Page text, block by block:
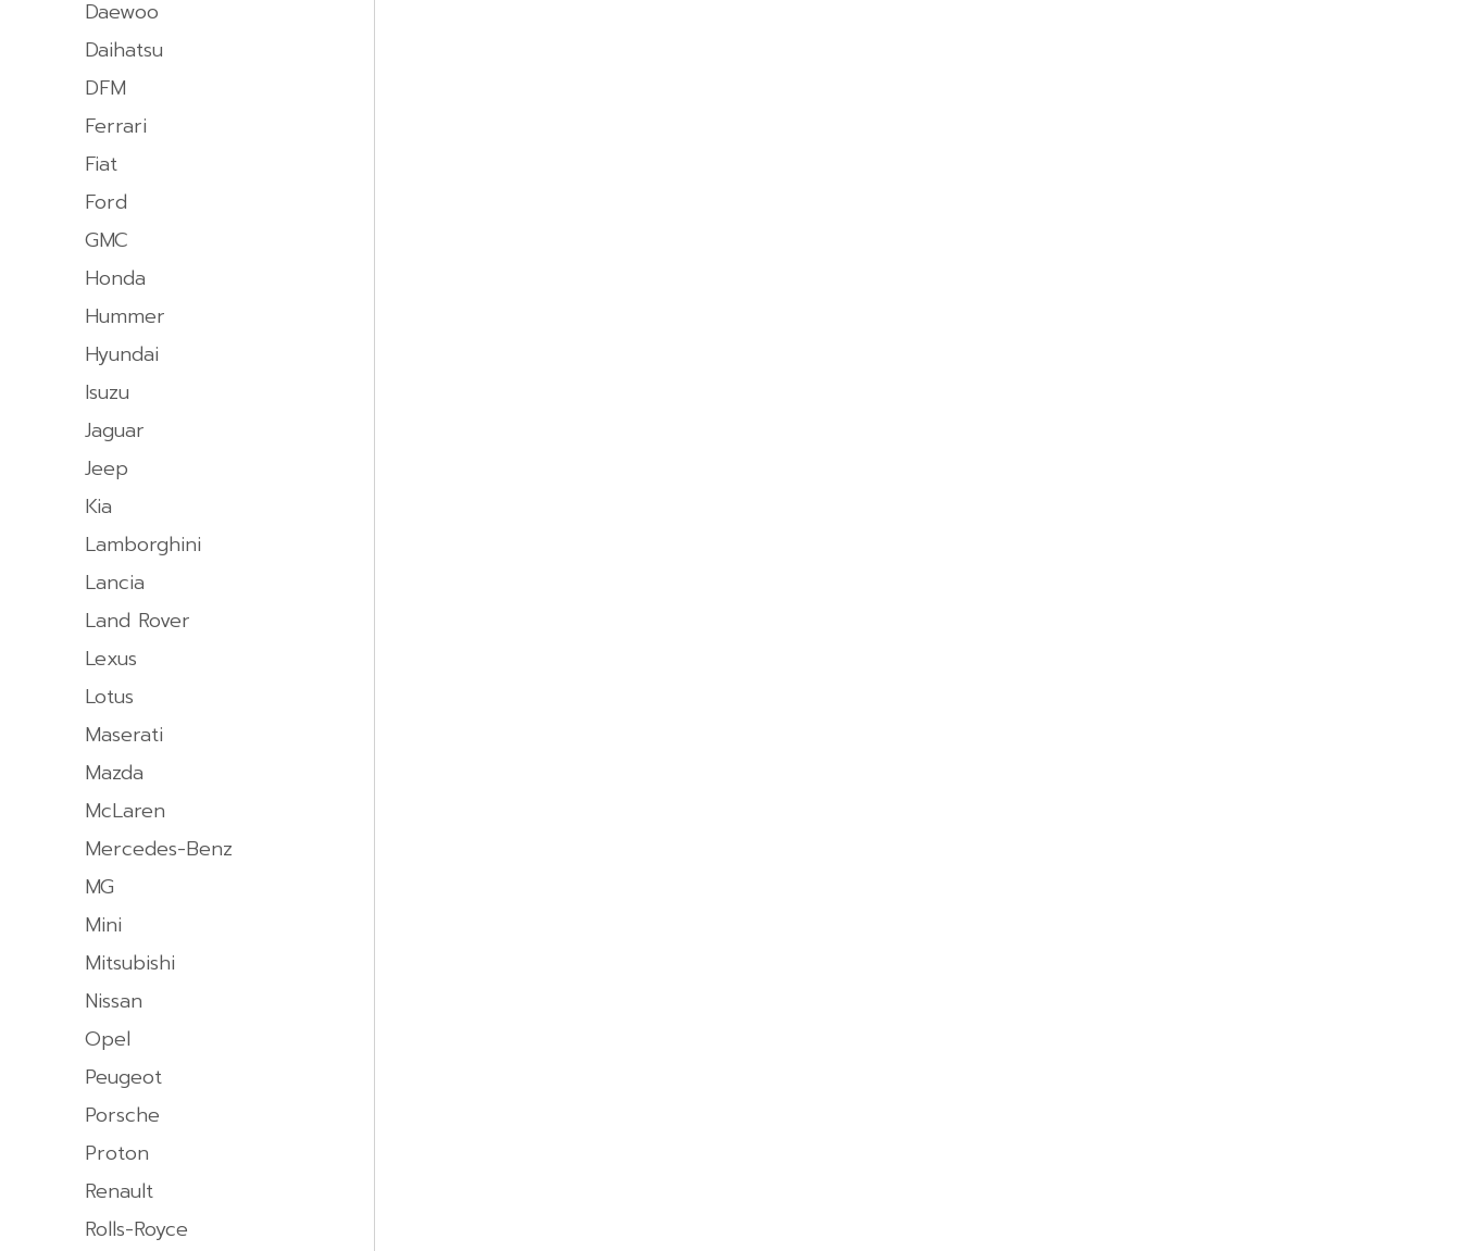
Daewoo
Daihatsu
DFM
Ferrari
Fiat
Ford
GMC
Honda
Hummer
Hyundai
Isuzu
Jaguar
Jeep
Kia
Lamborghini
Lancia
Land Rover
Lexus
Lotus
Maserati
Mazda
McLaren
Mercedes-Benz
MG
Mini
Mitsubishi
Nissan
Opel
Peugeot
Porsche
Proton
Renault
Rolls-Royce